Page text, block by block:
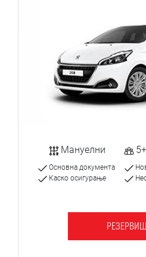
Мануелни
Основна документа
Каско осигурање